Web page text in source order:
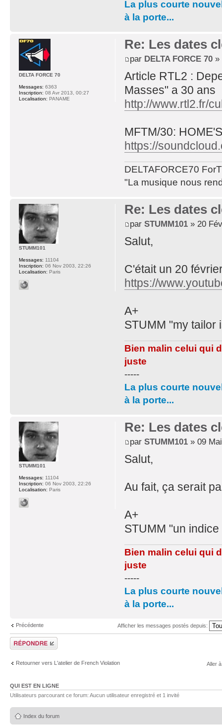
La plus courte
à la porte...
Re: Les dates
par DELTA FORCE 70»
Article RTL2 :
Masses" a 30 ans
http://www.rtl2.fr/
MFTM/30:
https://
DELTAFORCE70
"La musique nous
DELTA FORCE 70
Messages: 6363
Inscription: 08 Avr 2013, 00:27
Localisation: PANAME
Re: Les dates
par STUMM101» 20
Salut,
C'était un 20
https://
A+
STUMM "my tailor
Bien malin celui qui
juste
-----
La plus courte
à la porte...
STUMM101
Messages: 11104
Inscription: 06 Nov 2003, 22:26
Localisation: Paris
Re: Les dates
par STUMM101» 09
Salut,
Au fait, ça serait
A+
STUMM "un
Bien malin celui qui
juste
-----
La plus courte
à la porte...
STUMM101
Messages: 11104
Inscription: 06 Nov 2003, 22:26
Localisation: Paris
Précédente Afficher les messages postés depuis:
Répondre
Retourner vers L'atelier de French Violation Aller
QUI EST EN LIGNE
Utilisateurs parcourant ce forum: Aucun utilisateur enregistré et 1 invité
Index du forum